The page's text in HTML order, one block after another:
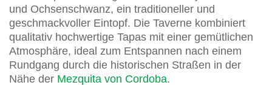
und Ochsenschwanz, ein traditioneller und
geschmackvoller Eintopf. Die Taverne kombiniert
qualitativ hochwertige Tapas mit einer gemütlichen
Atmosphäre, ideal zum Entspannen nach einem
Rundgang durch die historischen Straßen in der
Nähe der Mezquita von Cordoba.